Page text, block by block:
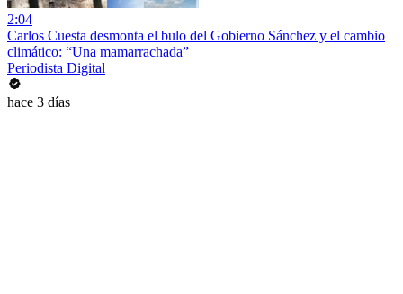
2:04
Carlos Cuesta desmonta el bulo del Gobierno Sánchez y el cambio
climático: “Una mamarrachada”
Periodista Digital
hace 3 días